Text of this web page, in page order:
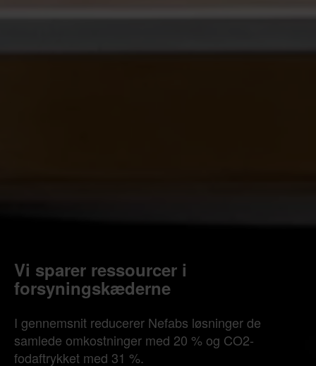
Vi sparer ressourcer i
forsyningskæderne
I gennemsnit reducerer Nefabs løsninger de
samlede omkostninger med 20 % og CO2-
fodaftrykket med 31 %.